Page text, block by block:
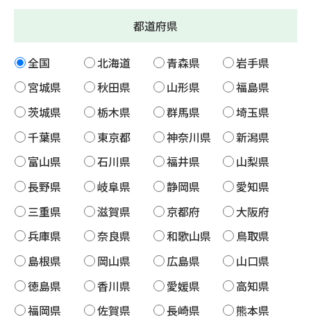
都道府県
全国 北海道 青森県
岩手県
宮城県
秋田県 山形県
福島県
茨城県
栃木県 群馬県
埼玉県
千葉県
東京都 神奈川県
新潟県
富山県
石川県 福井県
山梨県
長野県
岐阜県 静岡県
愛知県
三重県
滋賀県 京都府
大阪府
兵庫県
奈良県 和歌山県
鳥取県
島根県
岡山県 広島県
山口県
徳島県
香川県 愛媛県
高知県
福岡県
佐賀県 長崎県
熊本県